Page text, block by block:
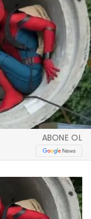
ABONE OL